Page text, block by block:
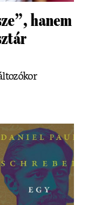
hanem